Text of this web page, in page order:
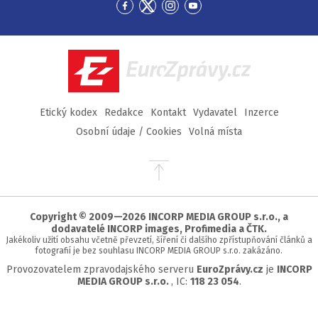
Přejít
Facebook
Přejít
Twitter
Přejít
Instagram
Přejít
YouTube
EuroZprávy.cz
Etický kodex Redakce Kontakt Vydavatel
Inzerce
Osobní údaje / Cookies
Volná místa
Přejít
stránky
Copyright © 2009—2026 INCORP MEDIA GROUP s.r.o., a
dodavatelé INCORP images, Profimedia a ČTK.
Jakékoliv užití obsahu včetně převzetí, šíření či dalšího zpřístupňování článků a
fotografií je bez souhlasu INCORP MEDIA GROUP s.r.o. zakázáno.
Provozovatelem zpravodajského serveru EuroZprávy.cz je INCORP
MEDIA GROUP s.r.o. , IC: 118 23 054.